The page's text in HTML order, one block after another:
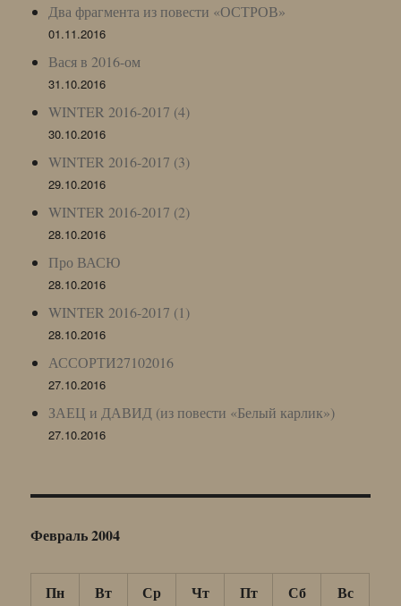
Два фрагмента из повести «ОСТРОВ»
01.11.2016
Вася в 2016-ом
31.10.2016
WINTER 2016-2017 (4)
30.10.2016
WINTER 2016-2017 (3)
29.10.2016
WINTER 2016-2017 (2)
28.10.2016
Про ВАСЮ
28.10.2016
WINTER 2016-2017 (1)
28.10.2016
АССОРТИ27102016
27.10.2016
ЗАЕЦ и ДАВИД (из повести «Белый карлик»)
27.10.2016
Февраль 2004
Пн Вт Ср Чт Пт Сб
Вс